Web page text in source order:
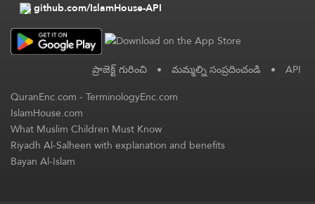
github.com/IslamHouse-API
ప్రాజెక్ట్ గురించి • మమ్మల్ని సంప్రదించండి • API
QuranEnc.com-TerminologyEnc.com
IslamHouse.com
What Muslim Children Must Know
Riyadh Al-Salheen with explanation and benefits
Bayan Al-Islam